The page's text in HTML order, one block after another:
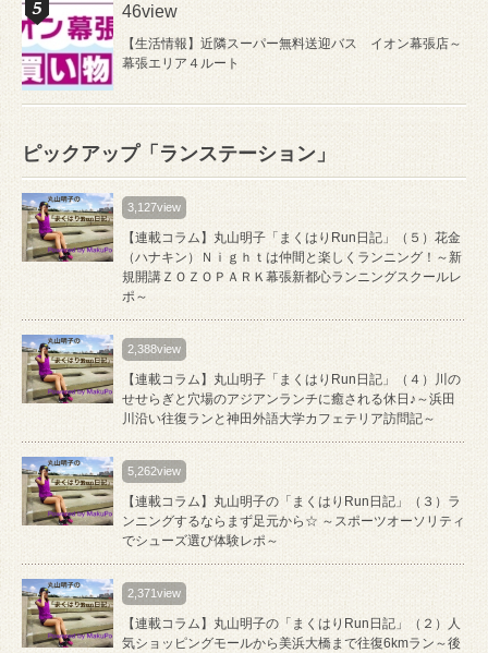
46view
【生活情報】近隣スーパー無料送迎バス イオン幕張店～
幕張エリア４ルート
ピックアップ「ランステーション」
3,127view
【連載コラム】丸山明子「まくはりRun日記」（５）花金
（ハナキン）Ｎｉｇｈｔは仲間と楽しくランニング！～新
規開講ＺＯＺＯＰＡＲＫ幕張新都心ランニングスクールレ
ポ～
2,388view
【連載コラム】丸山明子「まくはりRun日記」（４）川の
せせらぎと穴場のアジアンランチに癒される休日♪～浜田
川沿い往復ランと神田外語大学カフェテリア訪問記～
5,262view
【連載コラム】丸山明子の「まくはりRun日記」（３）ラ
ンニングするならまず足元から☆ ～スポーツオーソリティ
でシューズ選び体験レポ～
2,371view
【連載コラム】丸山明子の「まくはりRun日記」（２）人
気ショッピングモールから美浜大橋まで往復6kmラン～後